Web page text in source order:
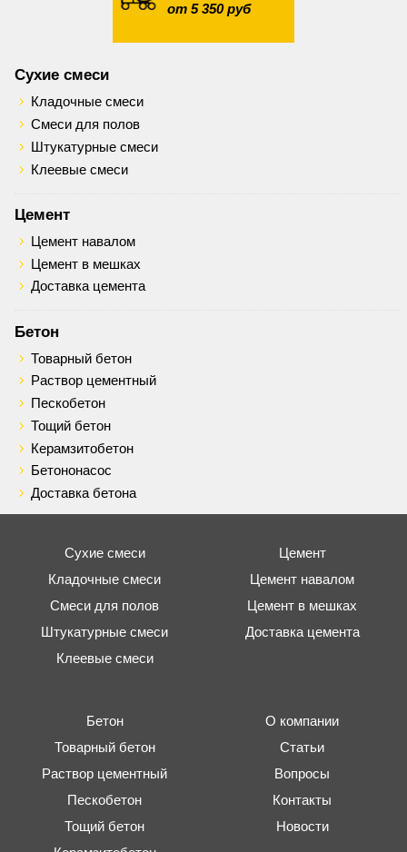
от 5 350 руб
Сухие смеси
Кладочные смеси
Смеси для полов
Штукатурные смеси
Клеевые смеси
Цемент
Цемент навалом
Цемент в мешках
Доставка цемента
Бетон
Товарный бетон
Раствор цементный
Пескобетон
Тощий бетон
Керамзитобетон
Бетононасос
Доставка бетона
Сухие смеси
Кладочные смеси
Смеси для полов
Штукатурные смеси
Клеевые смеси
Цемент
Цемент навалом
Цемент в мешках
Доставка цемента
Бетон
Товарный бетон
Раствор цементный
Пескобетон
Тощий бетон
О компании
Статьи
Вопросы
Контакты
Новости